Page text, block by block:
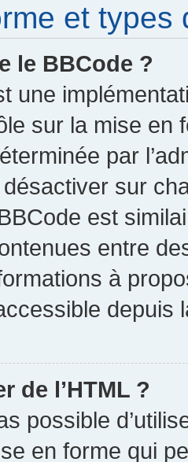
et types
le BBCode ?
une
sur la mise en
par
sur
est
entre
à
depuis
de l’HTML ?
possible
en forme qui